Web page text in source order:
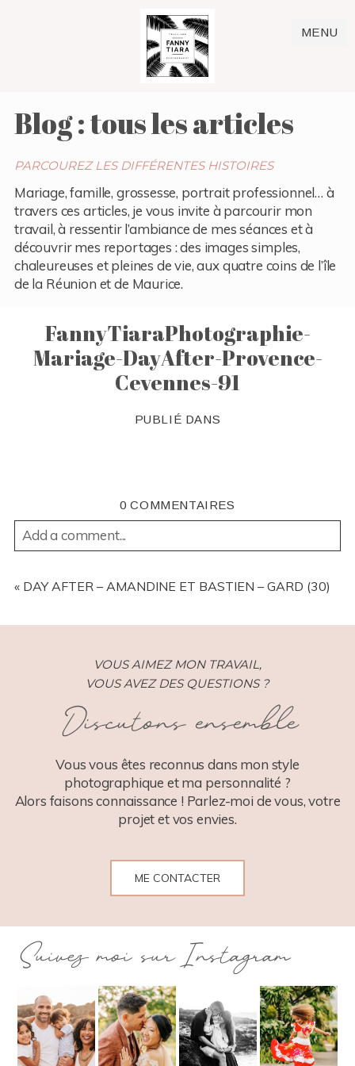
MENU
Blog : tous les articles
PARCOUREZ LES DIFFÉRENTES HISTOIRES
Mariage, famille, grossesse, portrait professionnel… à
travers ces articles, je vous invite à parcourir mon
travail, à ressentir l’ambiance de mes séances et à
découvrir mes reportages : des images simples,
chaleureuses et pleines de vie, aux quatre coins de l’île
de la Réunion et de Maurice.
FannyTiaraPhotographie-
Mariage-DayAfter-Provence-
Cevennes-91
PUBLIÉ DANS
0 COMMENTAIRES
Add a comment...
REQUIRED FIELDS ARE MARKED *
« DAY AFTER – AMANDINE ET BASTIEN – GARD (30)
VOUS AIMEZ MON TRAVAIL,
VOUS AVEZ DES QUESTIONS ?
Discutons ensemble
Vous vous êtes reconnus dans mon style
photographique et ma personnalité ?
Alors faisons connaissance ! Parlez-moi de vous, votre
projet et vos envies.
ME CONTACTER
Suivez moi sur Instagram